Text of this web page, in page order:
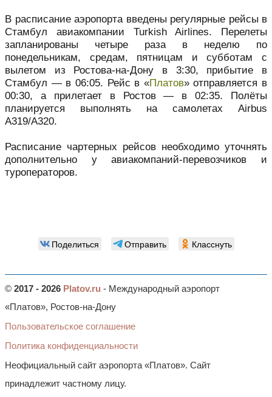
В расписание аэропорта введены регулярные рейсы в
Стамбул авиакомпании Turkish Airlines. Перелеты
запланированы четыре раза в неделю по
понедельникам, средам, пятницам и субботам с
вылетом из Ростова-на-Дону в 3:30, прибытие в
Стамбул — в 06:05. Рейс в «Платов» отправляется в
00:30, а прилетает в Ростов — в 02:35. Полёты
планируется выполнять на самолетах Airbus
A319/A320.
Расписание чартерных рейсов необходимо уточнять
дополнительно у авиакомпаний-перевозчиков и
туроператоров.
Поделиться Отправить Класснуть
© 2017 - 2026 Platov.ru - Международный аэропорт
«Платов», Ростов-на-Дону
Пользовательское соглашение
Политика конфиденциальности
Неофициальный сайт аэропорта «Платов». Сайт
принадлежит частному лицу.